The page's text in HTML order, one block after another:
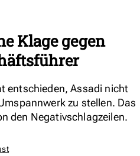
Klage gegen
entschieden, Assadi nicht
zu stellen. Das
den Negativschlagzeilen.